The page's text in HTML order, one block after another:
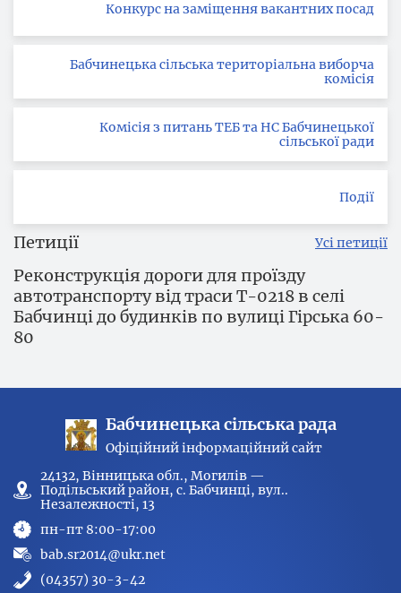
Конкурс на заміщення вакантних посад
Бабчинецька сільська територіальна виборча
комісія
Комісія з питань ТЕБ та НС Бабчинецької
сільської ради
Події
Петиції Усі петиції
Реконструкція дороги для проїзду
автотранспорту від траси Т-0218 в селі
Бабчинці до будинків по вулиці Гірська 60-
80
Бабчинецька сільська рада
Офіційний інформаційний сайт
24132, Вінницька обл., Могилів —
Подільський район, с. Бабчинці, вул..
Незалежності, 13
пн-пт 8:00-17:00
bab.sr2014@ukr.net
(04357) 30-3-42